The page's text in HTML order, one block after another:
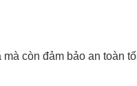
còn đảm bảo an